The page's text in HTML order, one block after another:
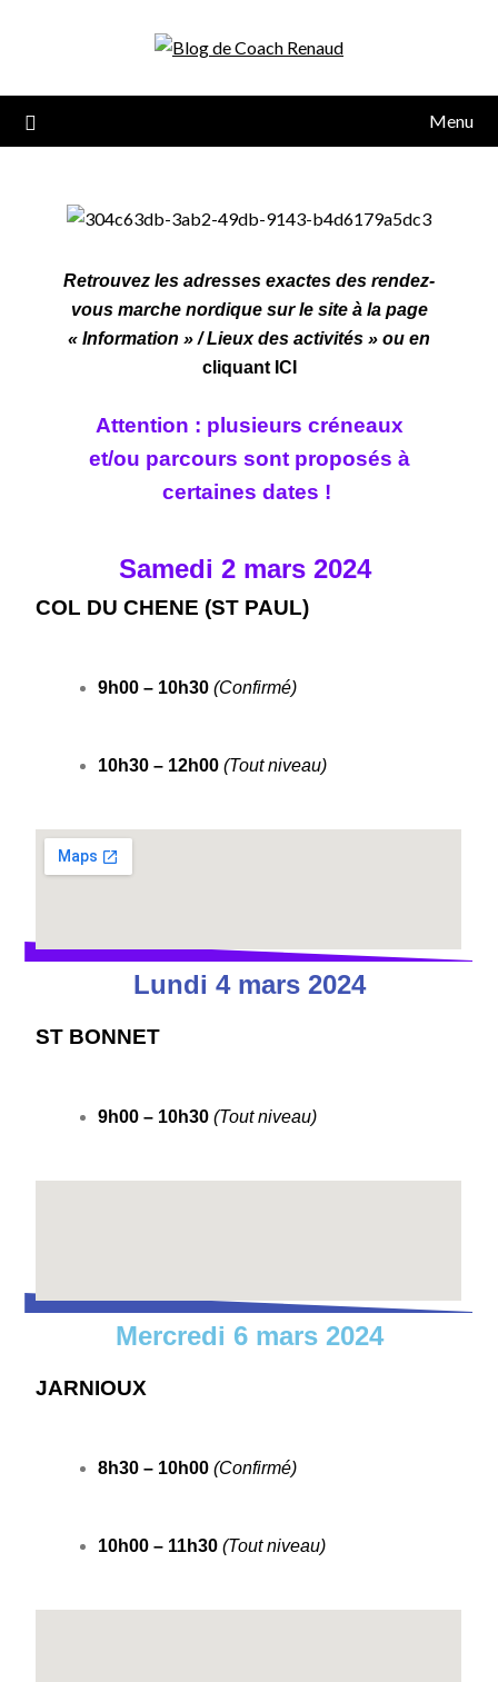
Menu
Retrouvez les adresses exactes des rendez-
vous marche nordique sur le site à la page
« Information » / Lieux des activités » ou en
cliquant ICI
Attention : plusieurs créneaux
et/ou parcours sont proposés à
certaines dates !
Samedi 2 mars 2024
COL DU CHENE (ST PAUL)
9h00 – 10h30(Confirmé)
10h30 – 12h00(Tout niveau)
Lundi 4 mars 2024
ST BONNET
9h00 – 10h30(Tout niveau)
Mercredi 6 mars 2024
JARNIOUX
8h30 – 10h00(Confirmé)
10h00 – 11h30(Tout niveau)